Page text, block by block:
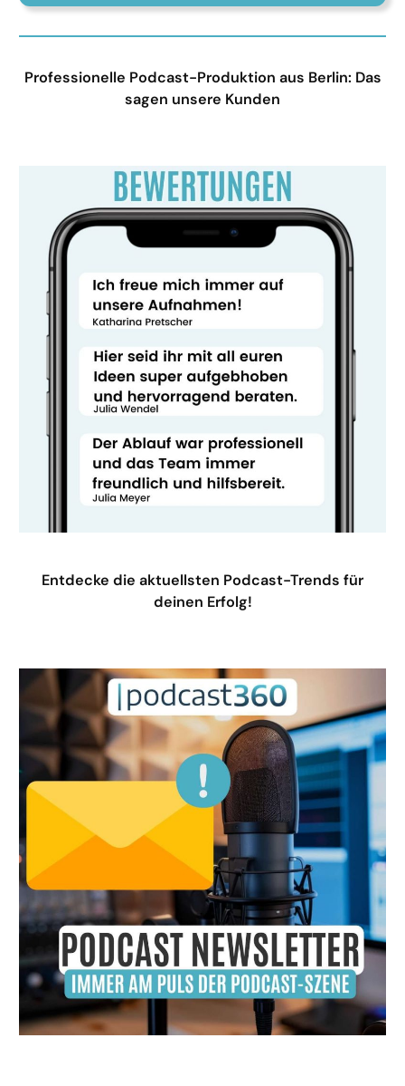
Professionelle Podcast-Produktion aus Berlin: Das
sagen unsere Kunden
Entdecke die aktuellsten Podcast-Trends für
deinen Erfolg!